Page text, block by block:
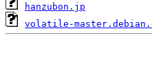
hanzubon.jp
volatile-